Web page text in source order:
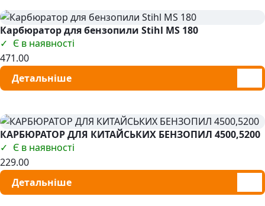
Карбюратор для бензопили Stihl MS 180
Є в наявності
471.00
Детальніше
КАРБЮРАТОР ДЛЯ КИТАЙСЬКИХ БЕНЗОПИЛ 4500,5200
Є в наявності
229.00
Детальніше